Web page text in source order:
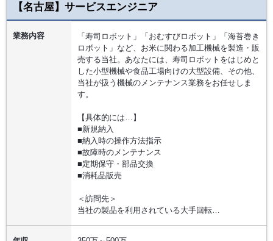
【名古屋】サービスエンジニア
業務内容
「寿司ロボット」「おむすびロボット」「海苔巻き
ロボット」など、お米に関わる加工機械を製造・販
売する当社。あなたには、寿司ロボットをはじめと
した小型機械や食品工場向けの大型設備、その他、
当社が扱う機械のメンテナンス業務をお任せしま
す。
【具体的には…】
■新規納入
■納入時の操作方法指示
■故障時のメンテナンス
■定期保守・部品交換
■消耗品販売
＜訪問先＞
当社の製品を利用されている大手回転…